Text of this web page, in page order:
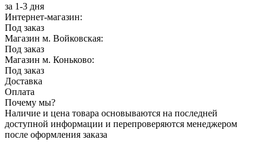
за 1-3 дня
Интернет-магазин:
Под заказ
Магазин м. Войковская:
Под заказ
Магазин м. Коньково:
Под заказ
Доставка
Оплата
Почему мы?
Наличие и цена товара основываются на последней
доступной информации и перепроверяются менеджером
после оформления заказа